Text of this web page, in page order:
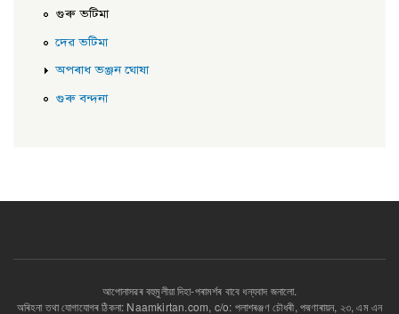
গুৰু ভটিমা
দেৱ ভটিমা
অপৰাধ ভঞ্জন ঘোষা
গুৰু বন্দনা
আপোনাসৱৰ বহুমুলীয়া দিহা-পৰামৰ্শৰ বাবে ধন্যবাদ জনালো.
অৰিহনা তথা যোগাযোগৰ ঠিকনা: Naamkirtan.com, c/o: পলাশৰঞ্জণ চৌধৰী, পদ্মণাৰায়ন, ২৩, এম এন